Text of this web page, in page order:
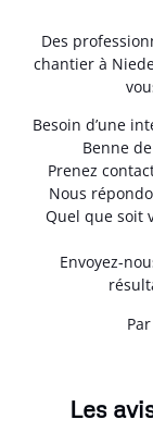
Des
chantier à
Besoin d’une
Benne
Prenez
Nous
Quel que soit
Envoyez-
Les